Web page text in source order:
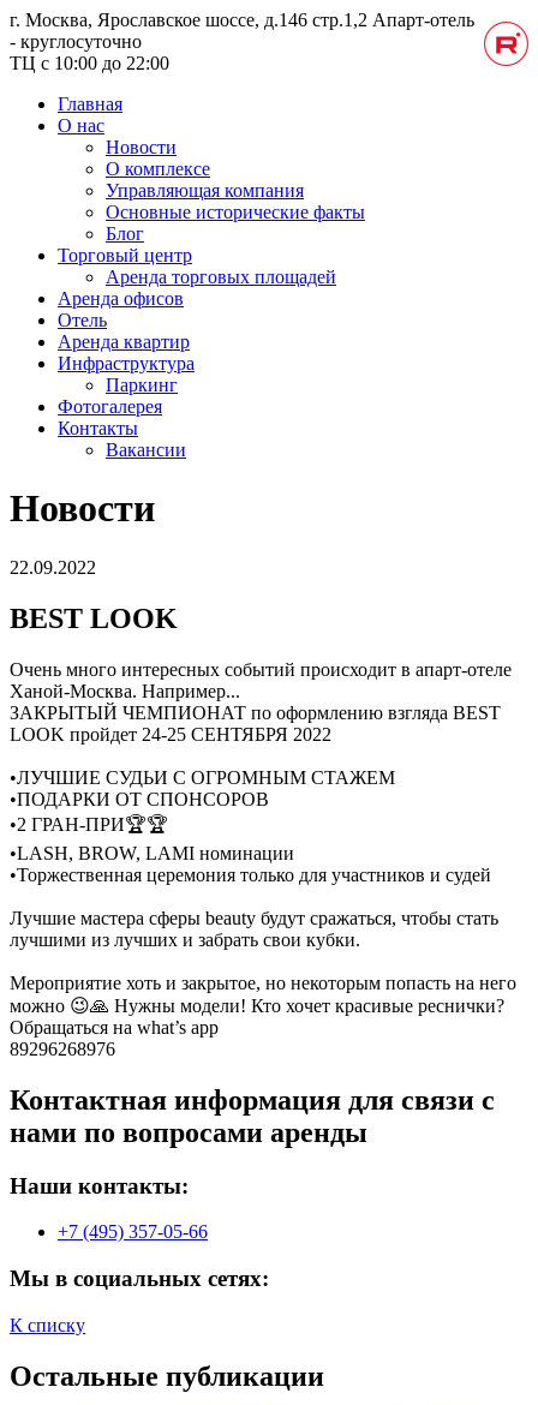
г. Москва, Ярославское шоссе, д.146 стр.1,2 Апарт-отель
- круглосуточно
ТЦ с 10:00 до 22:00
Главная
О нас
Новости
О комплексе
Управляющая компания
Основные исторические факты
Блог
Торговый центр
Аренда торговых площадей
Аренда офисов
Отель
Аренда квартир
Инфраструктура
Паркинг
Фотогалерея
Контакты
Вакансии
Новости
22.09.2022
BEST LOOK
Очень много интересных событий происходит в апарт-отеле
Ханой-Москва. Например...
ЗАКРЫТЫЙ ЧЕМПИОНАТ по оформлению взгляда BEST
LOOK пройдет 24-25 СЕНТЯБРЯ 2022
•ЛУЧШИЕ СУДЬИ С ОГРОМНЫМ СТАЖЕМ
•ПОДАРКИ ОТ СПОНСОРОВ
•2 ГРАН-ПРИ🏆🏆
•LASH, BROW, LAMI номинации
•Торжественная церемония только для участников и судей
Лучшие мастера сферы beauty будут сражаться, чтобы стать
лучшими из лучших и забрать свои кубки.
Мероприятие хоть и закрытое, но некоторым попасть на него
можно 😉🙏 Нужны модели! Кто хочет красивые реснички?
Обращаться на what’s app
89296268976
Контактная информация для связи с
нами по вопросами аренды
Наши контакты:
+7 (495) 357-05-66
Мы в социальных сетях:
К списку
Остальные публикации